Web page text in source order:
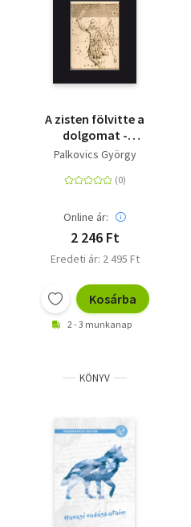
A zisten fölvitte a
dolgomat -
Kakpusztától a
Palkovics György
Online ár:
2 246 Ft
Eredeti ár: 2 495 Ft
Kosárba
2 - 3 munkanap
KÖNYV